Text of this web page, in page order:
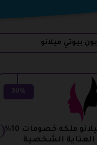
بيوتي ميلانو
30%
كود خصم بيوتي ميلانو ملكه خصومات 10%
العناية الشخصية